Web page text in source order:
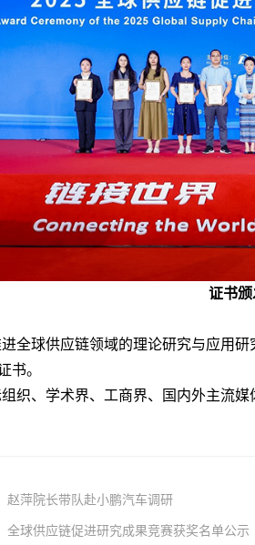
证书
全球供应链领域的理论研究与应用
书。
组织、学术界、工商界、国内外主流媒
赵萍院长带队赴小鹏汽车调研
全球供应链促进研究成果竞赛获奖名单公示